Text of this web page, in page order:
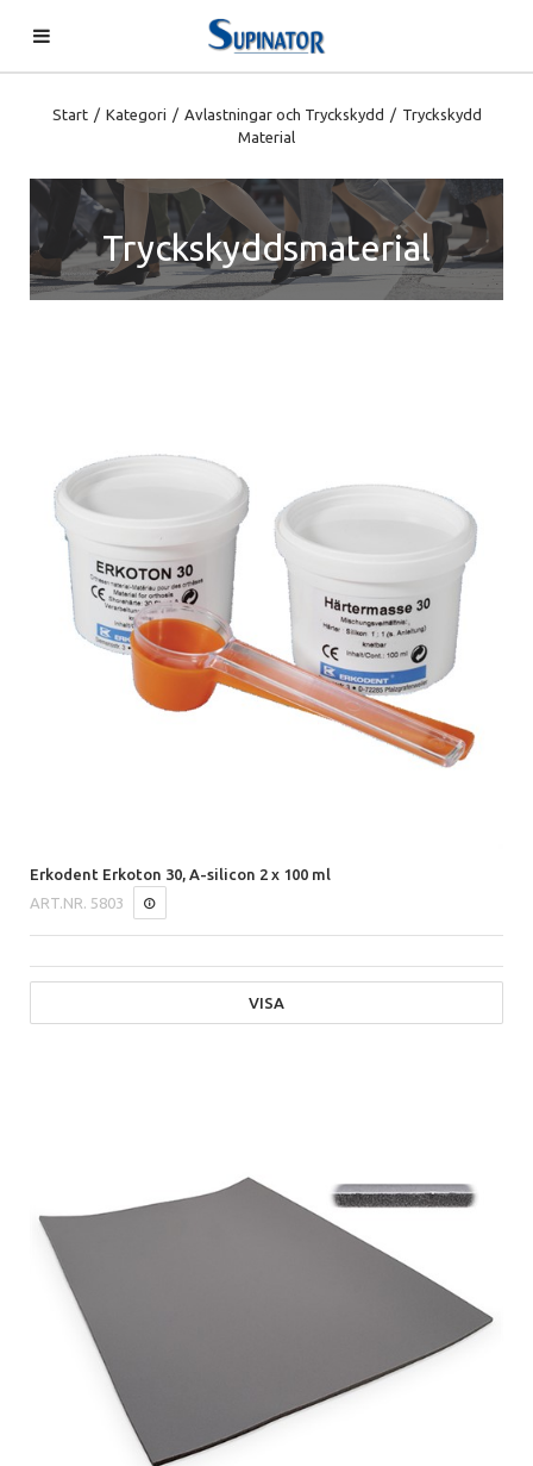
Start / Kategori / Avlastningar och Tryckskydd / Tryckskydd
Material
Tryckskyddsmaterial
Erkodent Erkoton 30, A-silicon 2 x 100 ml
ART.NR. 5803
VISA